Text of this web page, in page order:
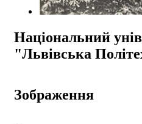
Національний
"Львівська
Зображення